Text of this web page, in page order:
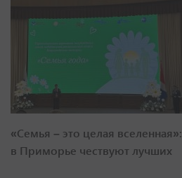
«Семья – это целая вселенная»:
в Приморье чествуют лучших